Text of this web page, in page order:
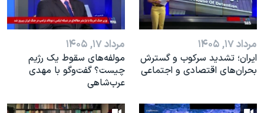
مرداد ۱۷, ۱۴۰۵
ایران؛ تشدید سرکوب و گسترش
بحران‌های اقتصادی و اجتماعی
مرداد ۱۷, ۱۴۰۵
مولفه‌های سقوط یک رژیم
چیست؟ گفت‌وگو با مهدی
عرب‌شاهی